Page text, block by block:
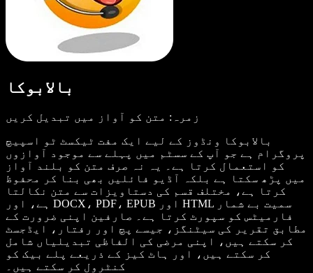
بالابوکا
زمرہ: متن کو آواز میں تبدیل کریں
بالابوکا ونڈوز کے لیے ایک مفت ٹیکسٹ ٹو اسپیچ
پروگرام ہے جو آپ کے سسٹم میں پہلے سے موجود آوازوں
کو استعمال کرتا ہے۔ یہ نہ صرف متن کو بلند آواز
میں پڑھ سکتا ہے بلکہ آڈیو فائلیں بھی بنا کر محفوظ
کرتا ہے، مختلف قسم کی دستاویزات سے متن نکالتا
ہے، اور DOCX، PDF، EPUB اور HTML سمیت بے شمار
فارمیٹس کو سپورٹ کرتا ہے۔ صارفین اپنی ضرورت کے
مطابق تقریر کی سیٹنگز، جیسے پچ اور رفتار، ایڈجسٹ
کر سکتے ہیں، اپنی مرضی کی الفاظی تبدیلیاں شامل
کر سکتے ہیں، اور ہاٹ کیز کے ذریعے پلے بیک کو
کنٹرول کر سکتے ہیں۔